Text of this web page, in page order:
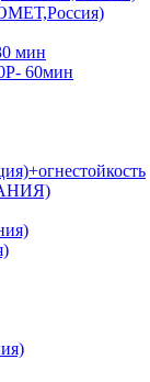
мин
60мин